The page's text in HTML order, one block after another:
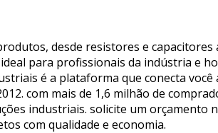
desde resistores e
para profissionais da indústria e
é a plataforma que conecta
com mais de 1,6 milhão de
industriais. solicite um orçamento
com qualidade e economia.